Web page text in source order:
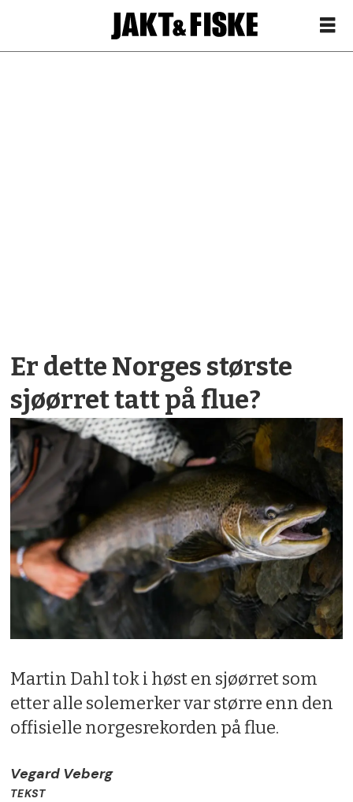
Er dette Norges største
sjøørret tatt på flue?
Martin Dahl tok i høst en sjøørret som
etter alle solemerker var større enn den
offisielle norgesrekorden på flue.
Vegard Veberg
TEKST